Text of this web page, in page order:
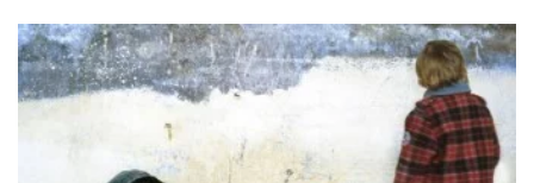
INTEGRAL DANS MA PEAU - Critique sortie Théâtre Fontenay-
sous-Bois FONTENAY-EN-SCENES